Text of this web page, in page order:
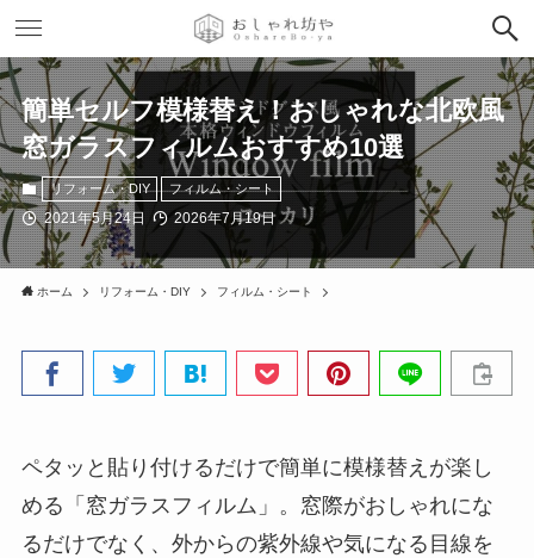
簡単セルフ模様替え！おしゃれな北欧風
窓ガラスフィルムおすすめ10選
リフォーム・DIY フィルム・シート
2021年5月24日 2026年7月19日
ホーム リフォーム・DIY フィルム・シート
ペタッと貼り付けるだけで簡単に模様替えが楽し
める「窓ガラスフィルム」。窓際がおしゃれにな
るだけでなく、外からの紫外線や気になる目線を